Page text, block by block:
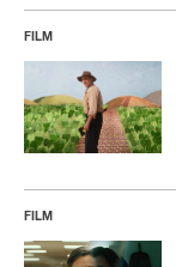
FILM
FILM